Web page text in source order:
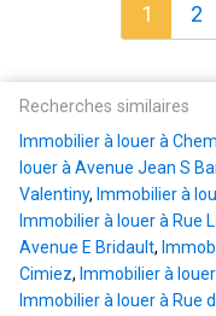
1 2
Recherches similaires
Immobilier à louer à
louer à Avenue Jean S
Valentiny, Immobilier à
Immobilier à louer à Rue
Avenue E Bridault,
Cimiez, Immobilier à
Immobilier à louer à Rue